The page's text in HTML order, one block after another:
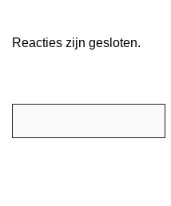
Reacties zijn gesloten.